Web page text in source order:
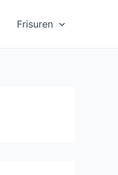
Frisuren